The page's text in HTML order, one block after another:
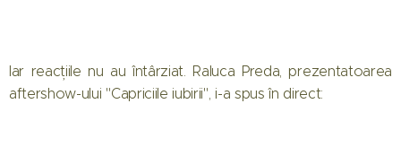
Iar reacțiile nu au întârziat. Raluca Preda, prezentatoarea
aftershow-ului "Capriciile iubirii", i-a spus în direct: